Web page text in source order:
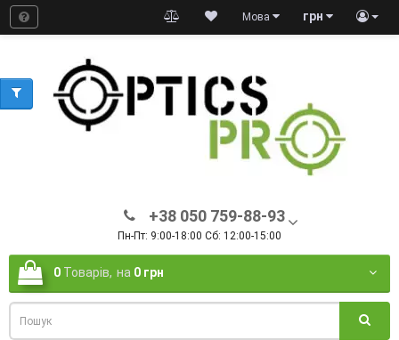
грн
Мова
+38 050 759-88-93
Пн-Пт: 9:00-18:00 Сб: 12:00-15:00
0 Товарів, на 0 грн